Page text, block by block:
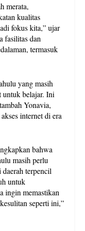
merata,
kualitas
fokus kita,” ujar
fasilitas dan
termasuk
yang masih
untuk belajar. Ini
Yonavia,
internet di era
bahwa
masih perlu
terpencil
untuk
ingin memastikan
seperti ini,”